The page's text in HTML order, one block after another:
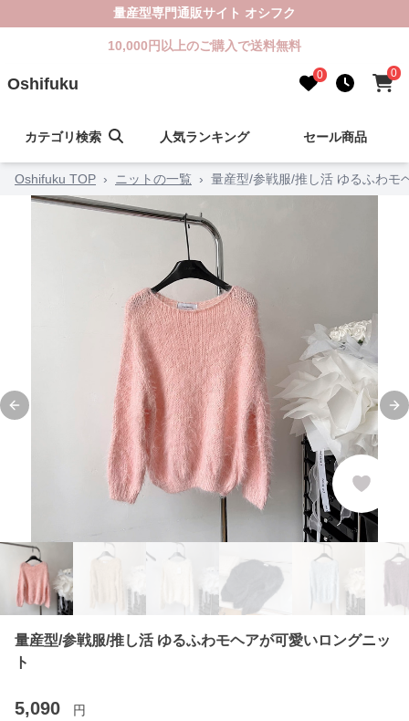
量産型専門通販サイト オシフク
10,000円以上のご購入で送料無料
Oshifuku 0 0
カテゴリ検索 人気ランキング セール商品
Oshifuku TOP › ニットの一覧 › 量産型/参戦服/推し活 ゆるふわモ
Previous slide
量産型/参戦服/推し活 ゆるふわモヘアが可愛いロングニッ
ト
5,090 円